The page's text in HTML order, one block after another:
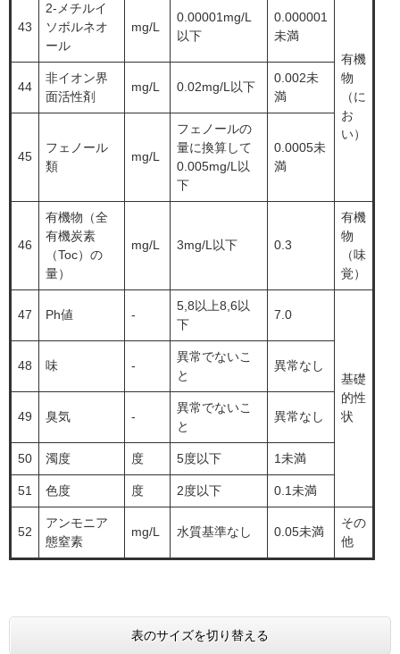
43
2-メチルイ
ソボルネオ
ール
mg/L
0.00001mg/L
以下
0.000001
未満
有機
物
（に
お
い）
44
非イオン界
面活性剤
mg/L 0.02mg/L以下
0.002未
満
45
フェノール
類
mg/L
フェノールの
量に換算して
0.005mg/L以
下
0.0005未
満
46
有機物（全
有機炭素
（Toc）の
量）
mg/L 3mg/L以下 0.3
有機
物
（味
覚）
47 Ph値 -
5,8以上8,6以
下
7.0
基礎
的性
状
48 味 -
異常でないこ
と
異常なし
49 臭気 -
異常でないこ
と
異常なし
50 濁度 度 5度以下 1未満
51 色度 度 2度以下 0.1未満
52
アンモニア
態窒素
mg/L 水質基準なし 0.05未満
その
他
表のサイズを切り替える